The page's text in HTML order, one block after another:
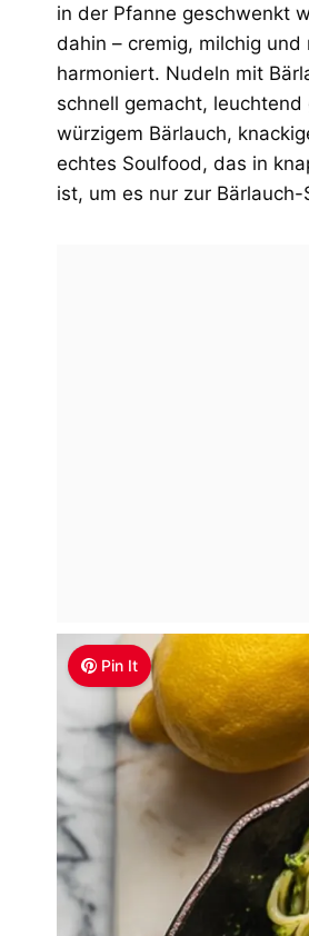
in der Pfanne geschwenkt
dahin – cremig, milchig
harmoniert. Nudeln mit
schnell gemacht,
würzigem Bärlauch,
echtes Soulfood, das in
ist, um es nur zur
Pin It